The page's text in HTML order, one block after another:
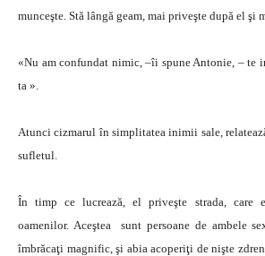
munceşte. Stă lângă geam, mai priveşte după el şi
«Nu am confundat nimic, –îi spune Antonie, – te
ta ».
Atunci cizmarul în simplitatea inimii sale,
sufletul.
În timp ce lucrează, el priveşte strada, care
oamenilor. Aceştea sunt persoane de ambele
îmbrăcaţi magnific, şi abia acoperiţi de nişte